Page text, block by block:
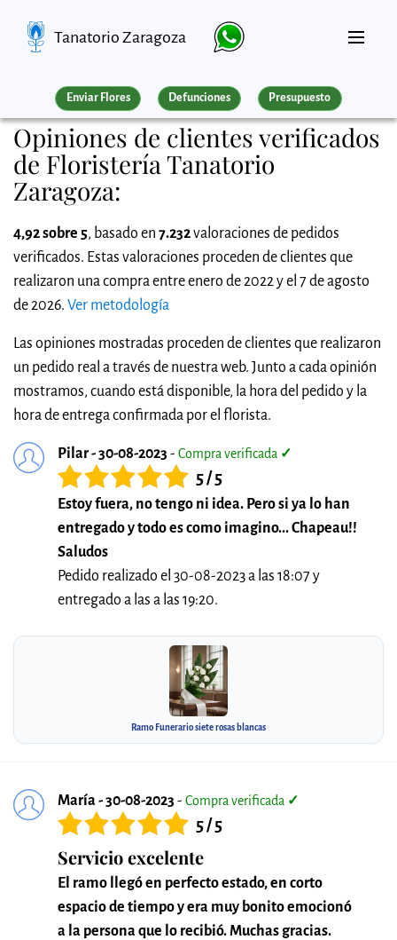
Tanatorio Zaragoza
Enviar Flores Defunciones Presupuesto
Opiniones de clientes verificados
de Floristería Tanatorio
Zaragoza:
4,92 sobre 5, basado en 7.232valoraciones de pedidos
verificados. Estas valoraciones proceden de clientes que
realizaron una compra entre enero de 2022 y el 7 de agosto
de 2026. Ver metodología
Las opiniones mostradas proceden de clientes que realizaron
un pedido real a través de nuestra web. Junto a cada opinión
mostramos, cuando está disponible, la hora del pedido y la
hora de entrega confirmada por el florista.
Pilar - 30-08-2023 - Compra verificada ✓
5 / 5
Estoy fuera, no tengo ni idea. Pero si ya lo han
entregado y todo es como imagino... Chapeau!!
Saludos
Pedido realizado el 30-08-2023 a las 18:07 y
entregado a las a las 19:20.
Ramo Funerario siete rosas blancas
María - 30-08-2023 - Compra verificada ✓
5 / 5
Servicio excelente
El ramo llegó en perfecto estado, en corto
espacio de tiempo y era muy bonito emocionó
a la persona que lo recibió. Muchas gracias.